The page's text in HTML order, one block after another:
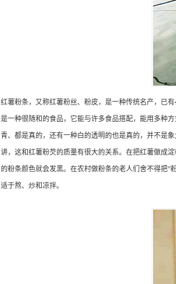
红薯粉条，又称红薯粉丝、粉皮，是一种传统名产，已
是一种很随和的食品，它能与许多食品搭配，能用多种
青、都是真的，还有一种白的透明的也是真的，并不是
讲，这和红薯粉芡的质量有很大的关系。在把红薯做成
的粉条颜色就会发黑。在农村做粉条的老人们舍不得把"
适于熬、炒和凉拌。